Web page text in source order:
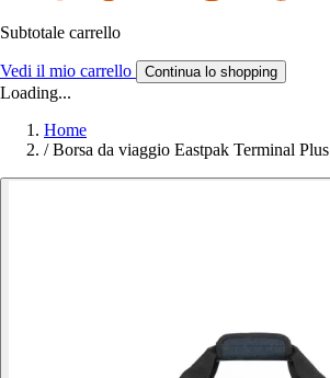
Subtotale carrello
Vedi il mio carrello Continua lo shopping
Loading...
Home
/ Borsa da viaggio Eastpak Terminal Plus